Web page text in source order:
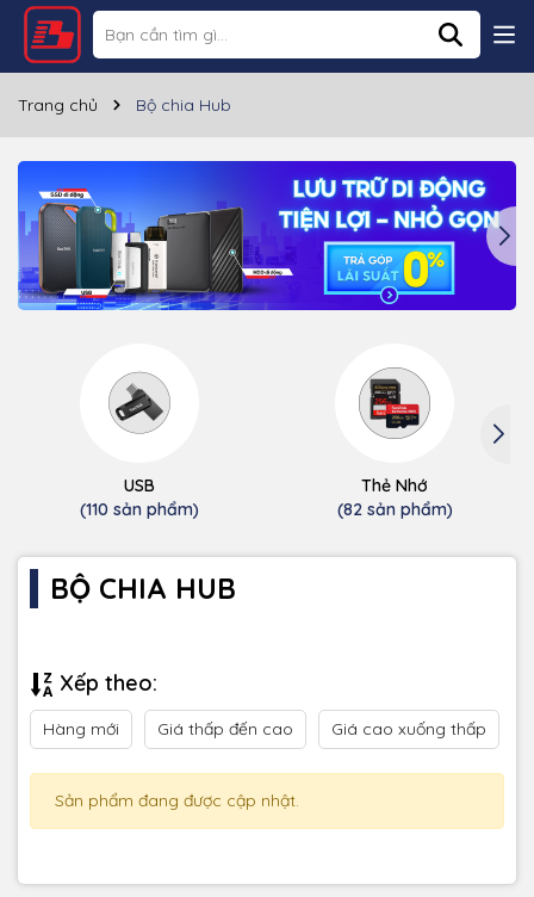
Trang chủ Bộ chia Hub
USB
(110 sản phẩm)
Thẻ Nhớ
(82 sản phẩm)
BỘ CHIA HUB
Xếp theo:
Hàng mới Giá thấp đến cao Giá cao xuống thấp
Sản phẩm đang được cập nhật.